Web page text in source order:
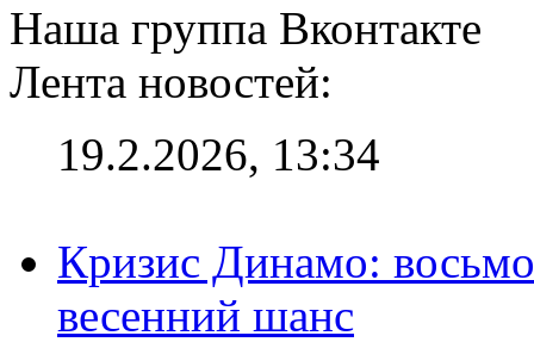
Наша группа Вконтакте
Лента новостей:
19.2.2026, 13:34
Кризис Динамо:
весенний шанс